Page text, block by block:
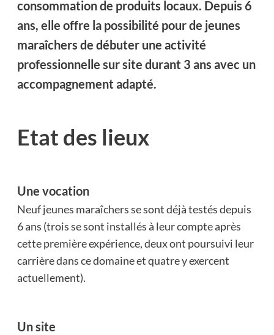
consommation de produits locaux. Depuis 6
ans, elle offre la possibilité pour de jeunes
maraîchers de débuter une activité
professionnelle sur site durant 3 ans avec un
accompagnement adapté.
Etat des lieux
Une vocation
Neuf jeunes maraîchers se sont déjà testés depuis
6 ans (trois se sont installés à leur compte après
cette première expérience, deux ont poursuivi leur
carrière dans ce domaine et quatre y exercent
actuellement).
Un site